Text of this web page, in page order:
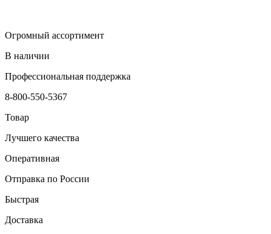
Огромный ассортимент
В наличии
Профессиональная поддержка
8-800-550-5367
Товар
Лучшего качества
Оперативная
Отправка по России
Быстрая
Доставка